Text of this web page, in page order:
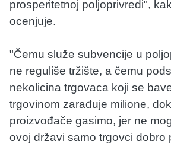
prosperitetnoj poljoprivredi",
ocenjuje.
"Čemu služe subvencije u
ne reguliše tržište, a čemu
nekolicina trgovaca koji se
trgovinom zarađuje milione,
proizvođače gasimo, jer ne
ovoj državi samo trgovci dobro